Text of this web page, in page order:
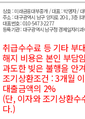
상호 : 미래금융대부중개 / 대표 : 박명자 /
주소 : 대구광역시 남구 양지로 20-1, 3층 (
대표번호 : 010-5473-2277
등록기관 : 대구광역시 남구청 경제일자리
취급수수료 등 기타 부
해지 비용은 본인 부담
과도한 빚은 불행을 안
조기상환조건 : 3개월
대출금액의 2%
(단, 이자와 조기상환
다.)